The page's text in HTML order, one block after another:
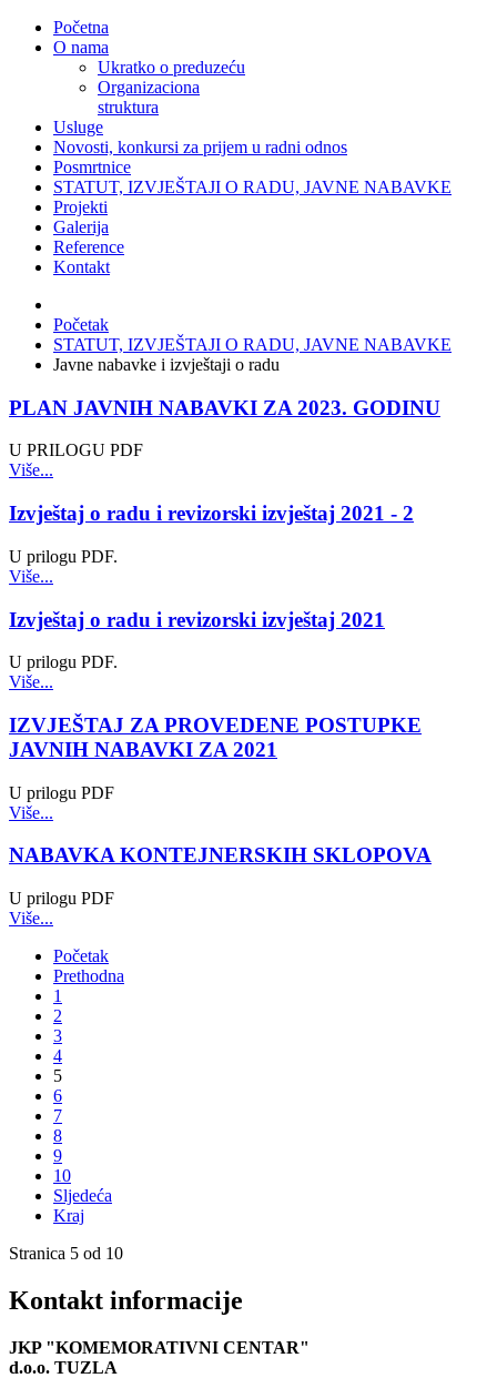
Početna
O nama
Ukratko o preduzeću
Organizaciona
struktura
Usluge
Novosti, konkursi za prijem u radni odnos
Posmrtnice
STATUT, IZVJEŠTAJI O RADU, JAVNE NABAVKE
Projekti
Galerija
Reference
Kontakt
Početak
STATUT, IZVJEŠTAJI O RADU, JAVNE NABAVKE
Javne nabavke i izvještaji o radu
PLAN JAVNIH NABAVKI ZA 2023. GODINU
U PRILOGU PDF
Više...
Izvještaj o radu i revizorski izvještaj 2021 - 2
U prilogu PDF.
Više...
Izvještaj o radu i revizorski izvještaj 2021
U prilogu PDF.
Više...
IZVJEŠTAJ ZA PROVEDENE POSTUPKE
JAVNIH NABAVKI ZA 2021
U prilogu PDF
Više...
NABAVKA KONTEJNERSKIH SKLOPOVA
U prilogu PDF
Više...
Početak
Prethodna
1
2
3
4
5
6
7
8
9
10
Sljedeća
Kraj
Stranica 5 od 10
Kontakt informacije
JKP "KOMEMORATIVNI CENTAR"
d.o.o. TUZLA